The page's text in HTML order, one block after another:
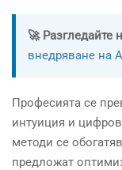
🚀 Разгледайте
внедряване на
Професията се
интуиция и
методи се
предложат